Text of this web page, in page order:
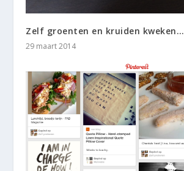
Zelf groenten en kruiden kweken…
29 maart 2014